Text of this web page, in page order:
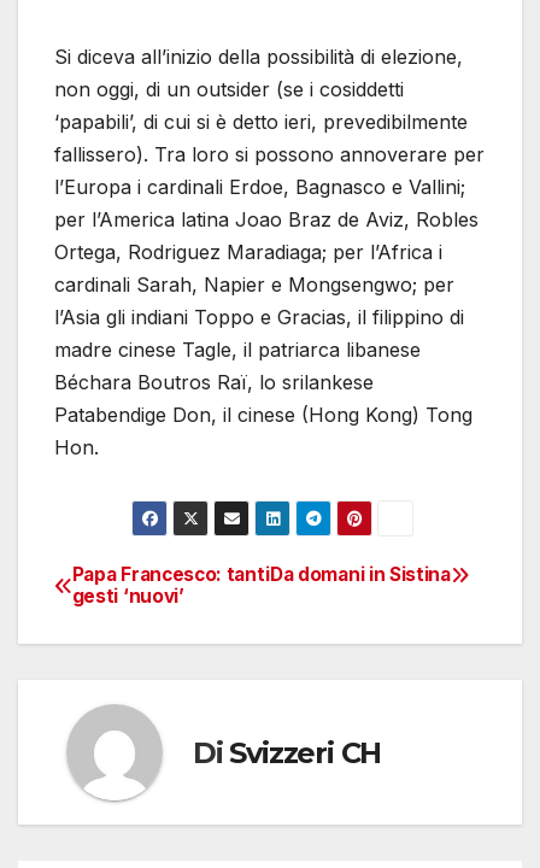
Si diceva all’inizio della possibilità di elezione,
non oggi, di un outsider (se i cosiddetti
‘papabili’, di cui si è detto ieri, prevedibilmente
fallissero). Tra loro si possono annoverare per
l’Europa i cardinali Erdoe, Bagnasco e Vallini;
per l’America latina Joao Braz de Aviz, Robles
Ortega, Rodriguez Maradiaga; per l’Africa i
cardinali Sarah, Napier e Mongsengwo; per
l’Asia gli indiani Toppo e Gracias, il filippino di
madre cinese Tagle, il patriarca libanese
Béchara Boutros Raï, lo srilankese
Patabendige Don, il cinese (Hong Kong) Tong
Hon.
Navigazione
articoli
Da domani in Sistina
Papa Francesco: tanti
gesti ‘nuovi’
Di Svizzeri CH